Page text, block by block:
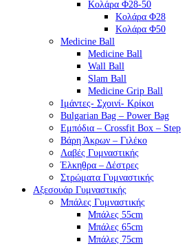
Κολάρα Φ28-50
Κολάρα Φ28
Κολάρα Φ50
Medicine Ball
Medicine Ball
Wall Ball
Slam Ball
Medicine Grip Ball
Ιμάντες- Σχοινί- Κρίκοι
Bulgarian Bag – Power Bag
Εμπόδια – Crossfit Box – Step
Βάρη Άκρων – Γιλέκο
Λαβές Γυμναστικής
Έλκηθρα – Δέστρες
Στρώματα Γυμναστικής
Αξεσουάρ Γυμναστικής
Μπάλες Γυμναστικής
Μπάλες 55cm
Μπάλες 65cm
Μπάλες 75cm